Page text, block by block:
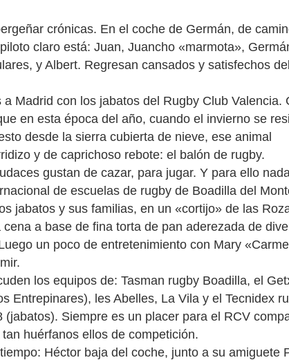
crónicas. En el coche de Germán, de
claro está: Juan, Juancho «marmota»,
y Albert. Regresan cansados y satisfechos
Madrid con los jabatos del Rugby Club Valencia.
en esta época del año, cuando el invierno se
desde la sierra cubierta de nieve, ese animal
y de caprichoso rebote: el balón de rugby.
gustan de cazar, para jugar. Y para ello nada
de escuelas de rugby de Boadilla del
jabatos y sus familias, en un «cortijo» de las
a base de fina torta de pan aderezada de
un poco de entretenimiento con Mary
los equipos de: Tasman rugby Boadilla, el
Entrepinares), les Abelles, La Vila y el Tecnidex
Siempre es un placer para el RCV
huérfanos ellos de competición.
Héctor baja del coche, junto a su amiguete